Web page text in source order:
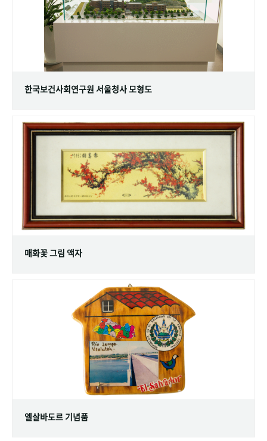
한국보건사회연구원 서울청사 모형도
매화꽃 그림 액자
엘살바도르 기념품